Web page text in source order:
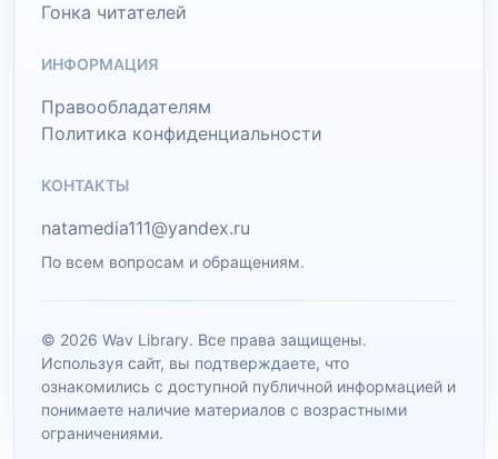
Гонка читателей
ИНФОРМАЦИЯ
Правообладателям
Политика конфиденциальности
КОНТАКТЫ
natamedia111@yandex.ru
По всем вопросам и обращениям.
© 2026 Wav Library. Все права защищены.
Используя сайт, вы подтверждаете, что
ознакомились с доступной публичной информацией и
понимаете наличие материалов с возрастными
ограничениями.